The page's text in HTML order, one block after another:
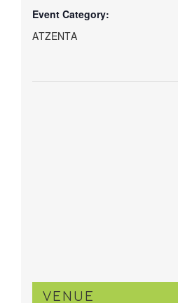
Event Category:
ΑΤΖΕΝΤΑ
VENUE